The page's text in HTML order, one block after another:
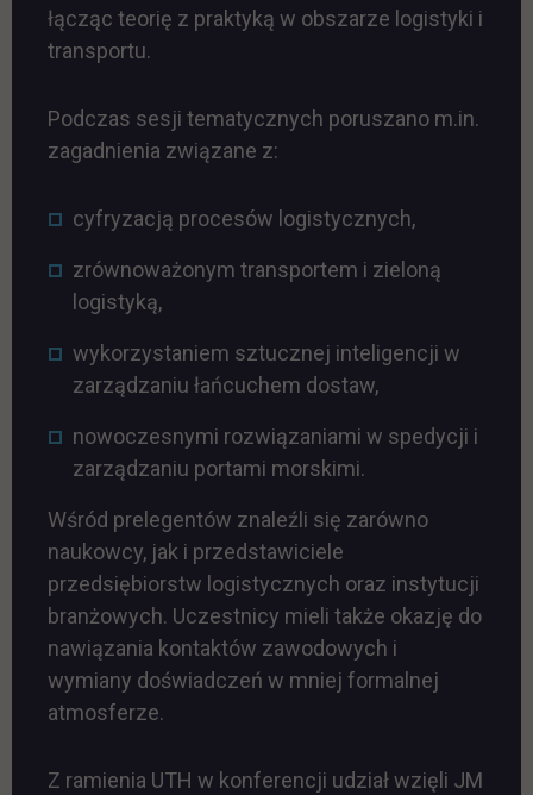
łącząc teorię z praktyką w obszarze logistyki i
transportu.
Podczas sesji tematycznych poruszano m.in.
zagadnienia związane z:
cyfryzacją procesów logistycznych,
zrównoważonym transportem i zieloną
logistyką,
wykorzystaniem sztucznej inteligencji w
zarządzaniu łańcuchem dostaw,
nowoczesnymi rozwiązaniami w spedycji i
zarządzaniu portami morskimi.
Wśród prelegentów znaleźli się zarówno
naukowcy, jak i przedstawiciele
przedsiębiorstw logistycznych oraz instytucji
branżowych. Uczestnicy mieli także okazję do
nawiązania kontaktów zawodowych i
wymiany doświadczeń w mniej formalnej
atmosferze.
Z ramienia UTH w konferencji udział wzięli JM